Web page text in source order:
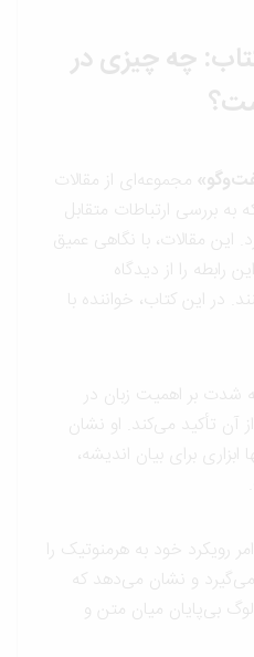
چه چیزی در
مجموعه‌ای از مقالات
ارتباطات متقابل
با نگاهی عمیق
را از دیدگاه
این کتاب، خواننده با
بر اهمیت زبان در
می‌کند. او نشان
برای بیان اندیشه،
خود به هرمنوتیک را
و نشان می‌دهد که
میان متن و